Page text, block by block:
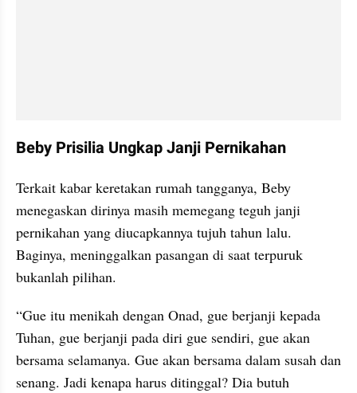
Beby Prisilia Ungkap Janji Pernikahan
Terkait kabar keretakan rumah tangganya, Beby
menegaskan dirinya masih memegang teguh janji
pernikahan yang diucapkannya tujuh tahun lalu.
Baginya, meninggalkan pasangan di saat terpuruk
bukanlah pilihan.
“Gue itu menikah dengan Onad, gue berjanji kepada
Tuhan, gue berjanji pada diri gue sendiri, gue akan
bersama selamanya. Gue akan bersama dalam susah dan
senang. Jadi kenapa harus ditinggal? Dia butuh